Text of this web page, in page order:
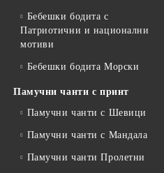
Бебешки бодита с
Патриотични и национални
мотиви
Бебешки бодита Морски
Памучни чанти с принт
Памучни чанти с Шевици
Памучни чанти с Мандала
Памучни чанти Пролетни